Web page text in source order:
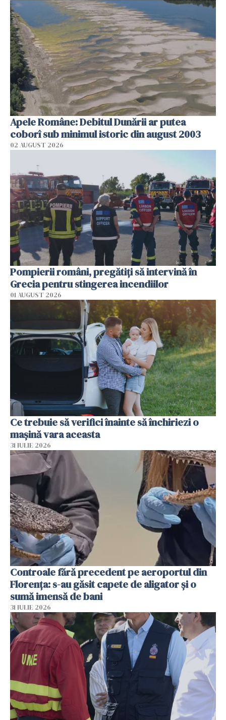
Apele Române: Debitul Dunării ar putea
coborî sub minimul istoric din august 2003
02 AUGUST 2026
Pompierii români, pregătiţi să intervină în
Grecia pentru stingerea incendiilor
01 AUGUST 2026
Ce trebuie să verifici înainte să închiriezi o
mașină vara aceasta
31 IULIE 2026
Controale fără precedent pe aeroportul din
Florența: s-au găsit capete de aligator și o
sumă imensă de bani
31 IULIE 2026